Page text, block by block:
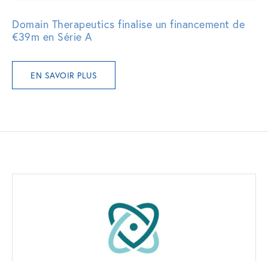
Domain Therapeutics finalise un financement de
€39m en Série A
EN SAVOIR PLUS